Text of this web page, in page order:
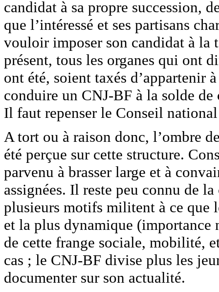
candidat à sa propre succession,
que l’intéressé et ses partisans
vouloir imposer son candidat à la
présent, tous les organes qui ont
ont été, soient taxés d’appartenir
conduire un CNJ-BF à la solde
Il faut repenser le Conseil
A tort ou à raison donc, l’ombre
été perçue sur cette structure.
parvenu à brasser large et à
assignées. Il reste peu connu de
plusieurs motifs militent à ce que
et la plus dynamique (importance
de cette frange sociale, mobilité,
cas ; le CNJ-BF divise plus les
documenter sur son actualité.